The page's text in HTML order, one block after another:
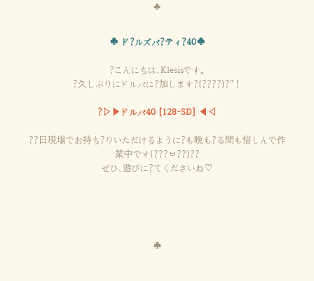
♣
♣ ド?ルズパ?ティ?40♣
?こんにちは、Klesisです。
?久しぶりにドルパに?加します?(????)?"！
?▷▶ドルパ40 [128-SD] ◀◁
??日現場でお持ち?りいただけるように?も晩も?る間も惜しんで作
業中です(???ㅂ??)??
ぜひ、遊びに?てくださいね♡
♣